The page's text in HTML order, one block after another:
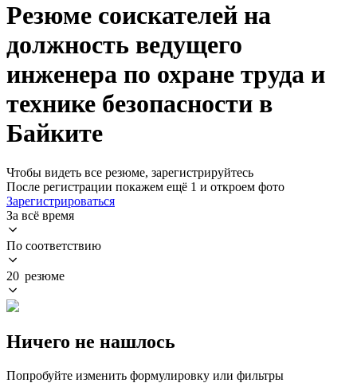
Резюме соискателей на
должность ведущего
инженера по охране труда и
технике безопасности в
Байките
Чтобы видеть все резюме, зарегистрируйтесь
После регистрации покажем ещё 1 и откроем фото
Зарегистрироваться
За всё время
По соответствию
20 резюме
Ничего не нашлось
Попробуйте изменить формулировку или фильтры